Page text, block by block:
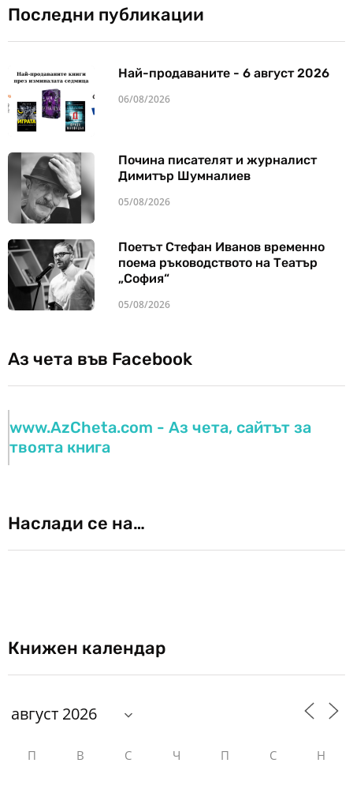
Последни публикации
Най-продаваните - 6 август 2026
06/08/2026
Почина писателят и журналист
Димитър Шумналиев
05/08/2026
Поетът Стефан Иванов временно
поема ръководството на Театър
„София“
05/08/2026
Аз чета във Facebook
www.AzCheta.com - Аз чета, сайтът за
твоята книга
Наслади се на…
Книжен календар
П В С Ч П С Н